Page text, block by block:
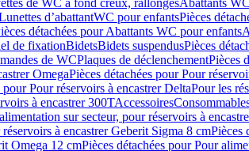
de WC à fond creux, rallongésAbattants
d’abattantWC pour enfantsPièces
détachées pour Abattants WC pour enfants
de fixationBidetsBidets suspendusPièces
de WCPlaques de déclenchementPièces
OmegaPièces détachées pour Pour
pour Pour réservoirs à encastrer DeltaPour les
à encastrer 300TAccessoires
sur secteur, pour réservoirs à
à encastrer Geberit Sigma 8 cmPièces
Omega 12 cmPièces détachées pour Pour